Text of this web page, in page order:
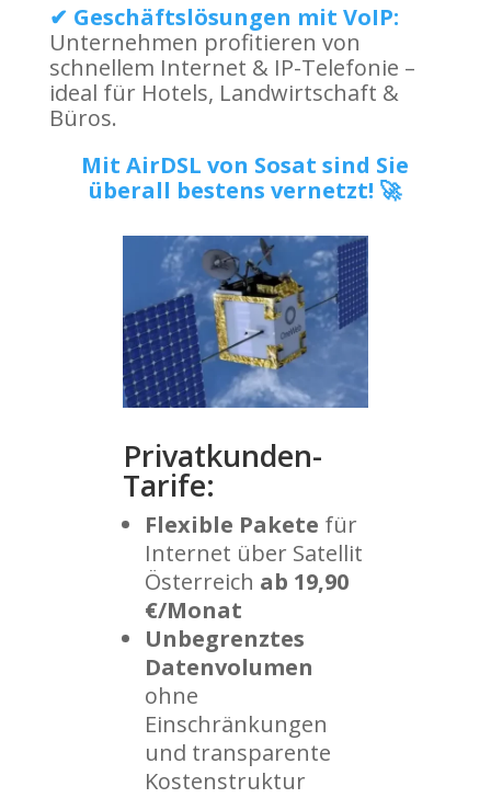
✔ Geschäftslösungen mit VoIP:
Unternehmen profitieren von
schnellem Internet & IP-Telefonie –
ideal für Hotels, Landwirtschaft &
Büros.
Mit AirDSL von Sosat sind Sie
überall bestens vernetzt! 🚀
Privatkunden-
Tarife:
Flexible Pakete für
Internet über Satellit
Österreich ab 19,90
€/Monat
Unbegrenztes
Datenvolumen
ohne
Einschränkungen
und transparente
Kostenstruktur